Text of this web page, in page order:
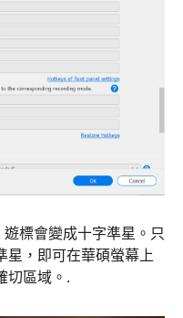
標會變成十字準星。只
星，即可在華碩螢幕上
切區域。.